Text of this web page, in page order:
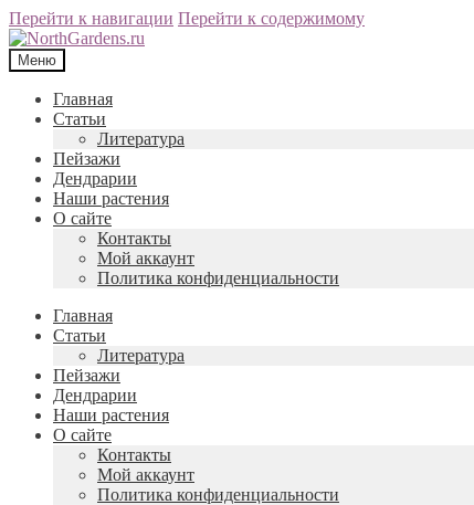
Перейти к навигации Перейти к содержимому
Меню
Главная
Статьи
Литература
Пейзажи
Дендрарии
Наши растения
О сайте
Контакты
Мой аккаунт
Политика конфиденциальности
Главная
Статьи
Литература
Пейзажи
Дендрарии
Наши растения
О сайте
Контакты
Мой аккаунт
Политика конфиденциальности